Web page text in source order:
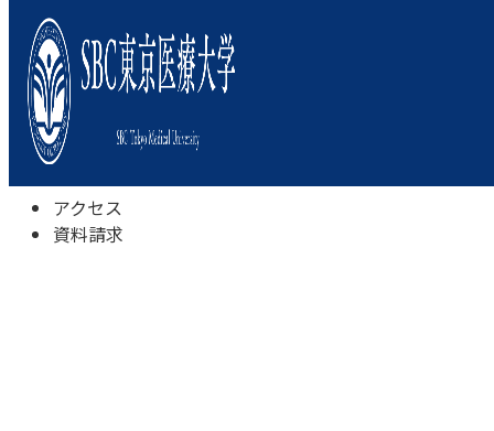
本学について
学びの特色
学部・学科
キャンパスライフ
入試情報
受験相談会
アクセス
資料請求